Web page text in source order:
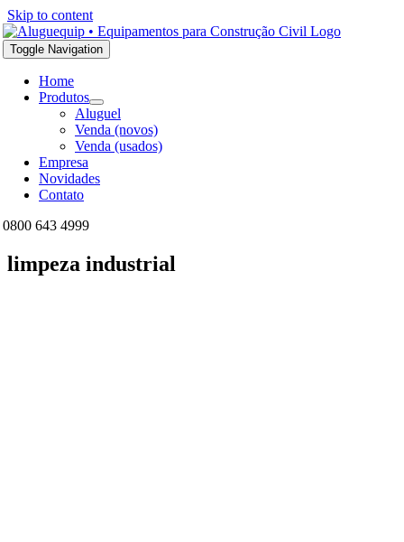
Skip to content
Toggle Navigation
Home
Produtos
Aluguel
Venda (novos)
Venda (usados)
Empresa
Novidades
Contato
0800 643 4999
limpeza industrial